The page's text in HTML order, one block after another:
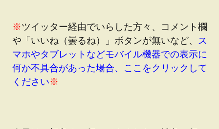
※ツイッター経由でいらした方々、コメント欄
や「いいね（曇るね）」ボタンが無いなど、
ス
マホやタブレットなどモバイル機器での表示に
何か不具合があった場合、ここをクリックして
ください※